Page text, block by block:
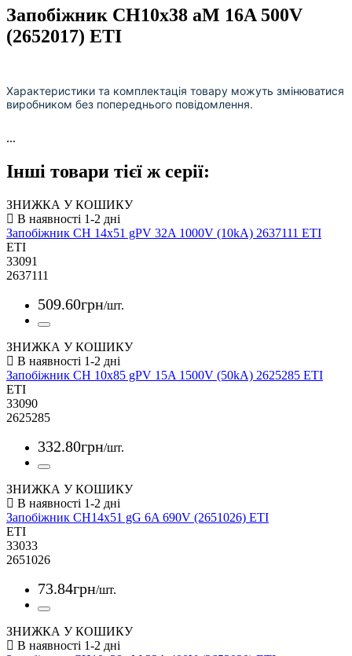
Запобіжник CH10x38 aM 16A 500V
(2652017) ETI
Характеристики та комплектація товару можуть змінюватися
виробником без попереднього повідомлення.
...
Інші товари тієї ж серії:
ЗНИЖКА У КОШИКУ
Запобіжник CH 14x51 gPV 32A 1000V (10kA) 2637111 ETI
ETI
33091
2637111
509.60грн/шт.
ЗНИЖКА У КОШИКУ
Запобіжник CH 10x85 gPV 15A 1500V (50kA) 2625285 ETI
ETI
33090
2625285
332.80грн/шт.
ЗНИЖКА У КОШИКУ
Запобіжник CH14x51 gG 6A 690V (2651026) ETI
ETI
33033
2651026
73.84грн/шт.
ЗНИЖКА У КОШИКУ